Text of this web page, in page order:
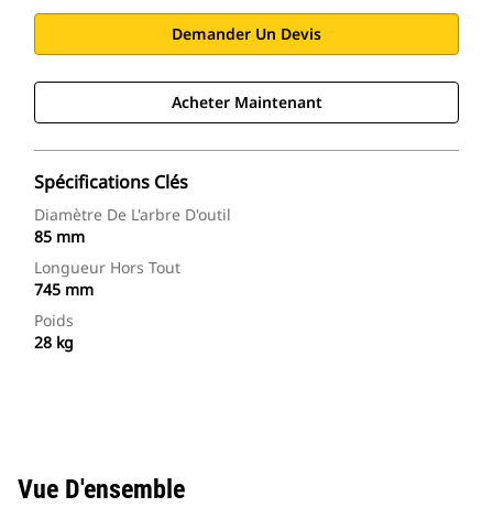
Demander Un Devis
Acheter Maintenant
Spécifications Clés
Diamètre De L'arbre D'outil
85 mm
Longueur Hors Tout
745 mm
Poids
28 kg
Vue D'ensemble